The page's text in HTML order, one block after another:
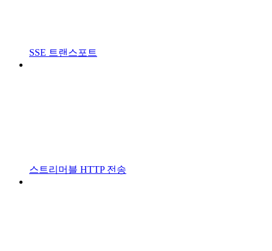
SSE 트랜스포트
스트리머블 HTTP 전송